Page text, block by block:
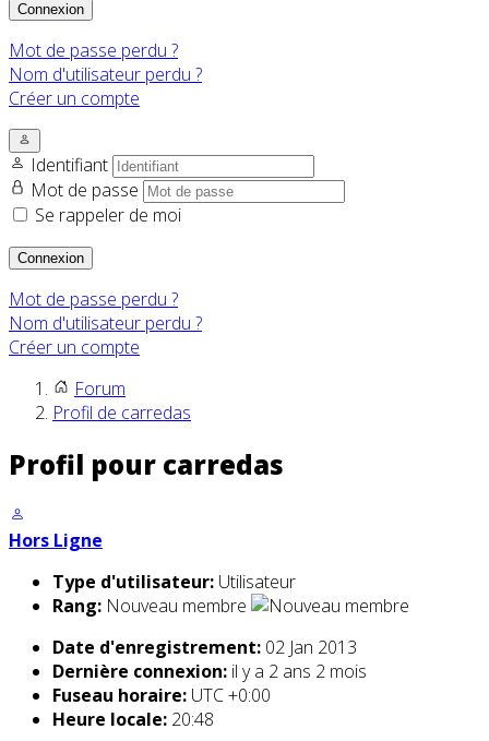
Connexion
Mot de passe perdu ?
Nom d'utilisateur perdu ?
Créer un compte
Identifiant
Mot de passe
Se rappeler de moi
Connexion
Mot de passe perdu ?
Nom d'utilisateur perdu ?
Créer un compte
Forum
Profil de carredas
Profil pour carredas
Hors Ligne
Type d'utilisateur: Utilisateur
Rang: Nouveau membre
Date d'enregistrement: 02 Jan 2013
Dernière connexion: il y a 2 ans 2 mois
Fuseau horaire: UTC +0:00
Heure locale: 20:48